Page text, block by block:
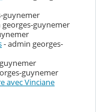
guynemer
georges-guynemer
- admin georges-
guynemer
avec Vinciane